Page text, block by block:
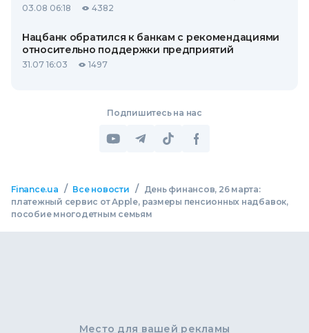
03.08 06:18 4382
Нацбанк обратился к банкам с рекомендациями
относительно поддержки предприятий
31.07 16:03 1497
Подпишитесь на нас
Finance.ua / Все новости /
День финансов, 26 марта:
платежный сервис от Apple, размеры пенсионных надбавок,
пособие многодетным семьям
Место для вашей рекламы